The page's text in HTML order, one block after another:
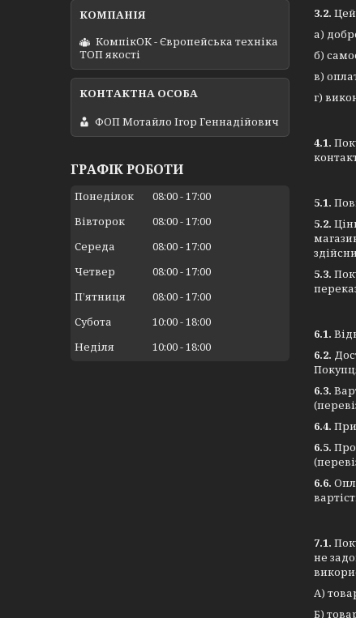
3.2. Цей
а)
б)
в)
г)
4.1.
5.1.
5.2.
5.3.
6.1.
6.2.
6.3.
6.4.
6.5.
6.6.
7.1.
не
А)
Б)
КомпікОК - Європейська техніка
ТОП якості
ФОП Мотайло Ігор Геннадійович
ГРАФІК РОБОТИ
Понеділок 08:00 17:00
Вівторок
08:00 17:00
Середа
08:00 17:00
Четвер
08:00 17:00
Пʼятниця
08:00 17:00
Субота
10:00 18:00
Неділя
10:00 18:00